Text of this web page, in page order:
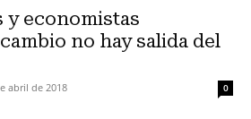
y economistas
no hay salida del
abril de 2018 0